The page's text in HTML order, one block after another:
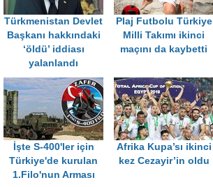
Türkmenistan Devlet
Başkanı hakkındaki
‘öldü’ iddiası
yalanlandı
Plaj Futbolu Türkiye
Milli Takımı ikinci
maçını da kaybetti
İşte S-400'ler için
Türkiye'de kurulan
1.Filo'nun Arması
Afrika Kupa’sı ikinci
kez Cezayir’in oldu